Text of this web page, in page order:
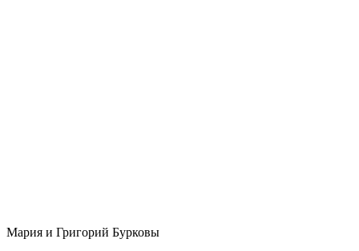
Мария и Григорий Бурковы